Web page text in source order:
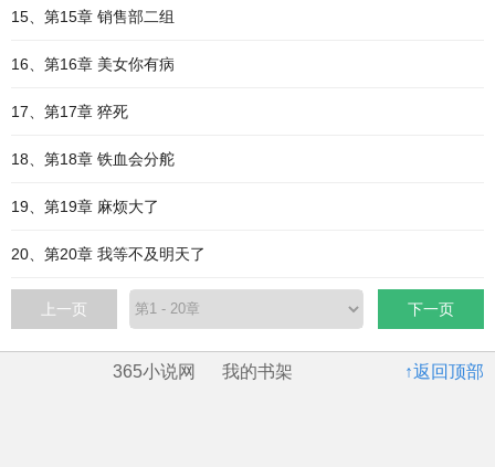
15、第15章 销售部二组
16、第16章 美女你有病
17、第17章 猝死
18、第18章 铁血会分舵
19、第19章 麻烦大了
20、第20章 我等不及明天了
上一页 下一页
↑返回顶部
365小说网 我的书架